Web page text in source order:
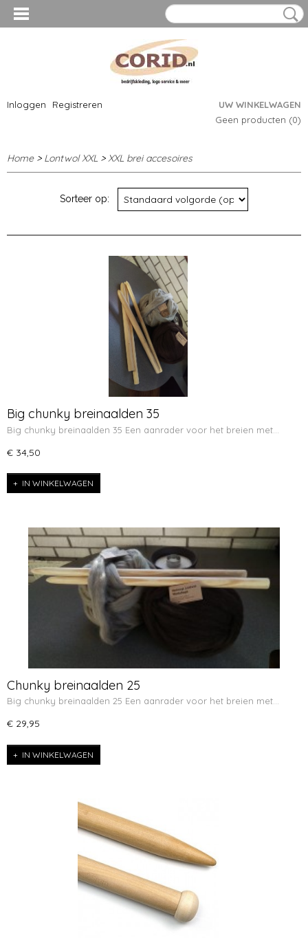
Inloggen Registreren
UW WINKELWAGEN
Geen producten (0)
Home> Lontwol XXL>XXL brei accesoires
Sorteer op:
Big chunky breinaalden 35
Big chunky breinaalden 35 Een aanrader voor het breien met…
€ 34,50
IN WINKELWAGEN
Chunky breinaalden 25
Big chunky breinaalden 25 Een aanrader voor het breien met…
€ 29,95
IN WINKELWAGEN